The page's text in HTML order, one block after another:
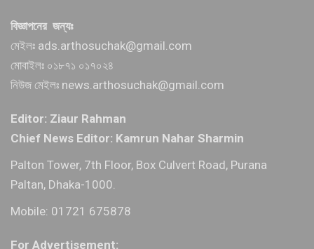
বিজ্ঞাপনের জন্যঃ
মেইলঃ ads.arthosuchak@gmail.com
মোবাইলঃ ০১৮৭১ ০১৭০২৪
নিউজ মেইলঃ news.arthosuchak@gmail.com
Editor: Ziaur Rahman
Chief News Editor: Kamrun Nahar Sharmin
Palton Tower, 7th Floor, Box Culvert Road, Purana
Paltan, Dhaka-1000.
Mobile: 01721 675878
For Advertisement: